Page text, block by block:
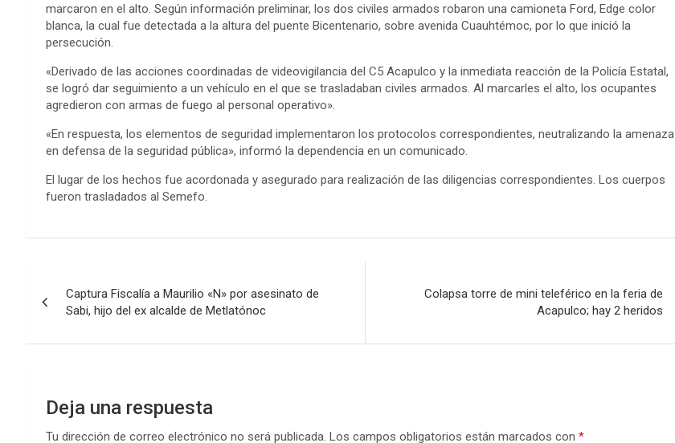
marcaron en el alto. Según información preliminar, los dos civiles armados robaron una camioneta Ford, Edge color
blanca, la cual fue detectada a la altura del puente Bicentenario, sobre avenida Cuauhtémoc, por lo que inició la
persecución.
«Derivado de las acciones coordinadas de videovigilancia del C5 Acapulco y la inmediata reacción de la Policía Estatal,
se logró dar seguimiento a un vehículo en el que se trasladaban civiles armados. Al marcarles el alto, los ocupantes
agredieron con armas de fuego al personal operativo».
«En respuesta, los elementos de seguridad implementaron los protocolos correspondientes, neutralizando la amenaza
en defensa de la seguridad pública», informó la dependencia en un comunicado.
El lugar de los hechos fue acordonada y asegurado para realización de las diligencias correspondientes. Los cuerpos
fueron trasladados al Semefo.
de
entradas
Captura Fiscalía a Maurilio «N» por asesinato de
Sabi, hijo del ex alcalde de Metlatónoc
Colapsa torre de mini teleférico en la feria de
Acapulco; hay 2 heridos
Deja una respuesta
Tu dirección de correo electrónico no será publicada. Los campos obligatorios están marcados con *